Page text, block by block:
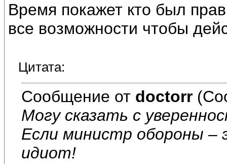
Время покажет кто был
все возможности чтобы
Цитата:
Сообщение от doctorr
Могу сказать с
Если министр обороны
идиот!